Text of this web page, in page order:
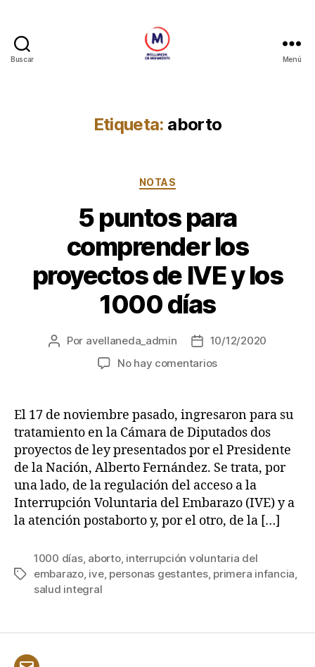
Buscar Menú
Etiqueta: aborto
Categorías
NOTAS
5 puntos para
comprender los
proyectos de IVE y los
1000 días
Autor
Por avellaneda_admin
Fecha
de
10/12/2020
No hay comentariosen
comprender
los
proyectos
de
IVE
y
los
El 17 de noviembre pasado, ingresaron para su
tratamiento en la Cámara de Diputados dos
proyectos de ley presentados por el Presidente
de la Nación, Alberto Fernández. Se trata, por
una lado, de la regulación del acceso a la
Interrupción Voluntaria del Embarazo (IVE) y a
la atención postaborto y, por el otro, de la […]
Etiquetas
1000 días, aborto, interrupción voluntaria del
embarazo, ive, personas gestantes, primera infancia
salud integral